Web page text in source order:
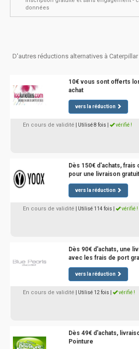
données
D'autres réductions alternatives à Caterpillar
10€ vous sont offerts
achat
vers la réduction
En cours de validité | Utilisé 8 fois vérifié !
Dès 150€ d'achats,
pour une livraison
vers la réduction
En cours de validité | Utilisé 114 fois vérifié !
Dès 90€ d'achats, une
avec les frais de port
vers la réduction
En cours de validité | Utilisé 12 fois vérifié !
Dès 49€ d'achats,
Pointure